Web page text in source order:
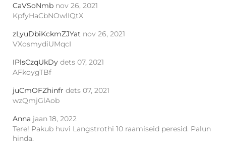
CaVSoNmb nov 26, 2021
KpfyHaCbNOwlIQtX
zLyuDbiKckmZJYat nov 26, 2021
VXosmydiUMqcI
IPlsCzqUkDy dets 07, 2021
AFkoygTBf
juCmOFZhinfr dets 07, 2021
wzQmjGlAob
Anna jaan 18, 2022
Tere! Pakub huvi Langstrothi 10 raamiseid peresid. Palun
hinda.